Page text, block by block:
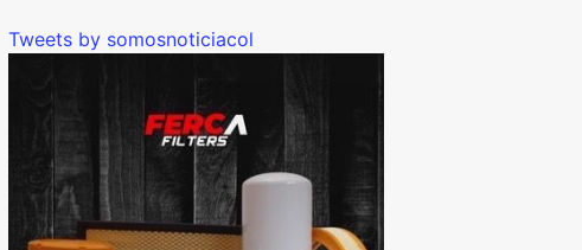
Tweets by somosnoticiacol